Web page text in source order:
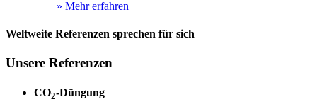
» Mehr erfahren
Weltweite Referenzen sprechen für sich
Unsere Referenzen
CO2-Düngung